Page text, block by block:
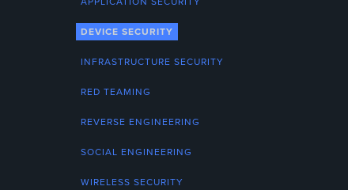
DEVICE SECURITY
INFRASTRUCTURE SECURITY
RED TEAMING
REVERSE ENGINEERING
SOCIAL ENGINEERING
WIRELESS SECURITY